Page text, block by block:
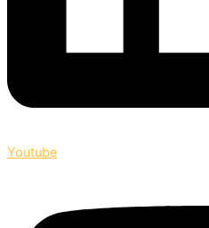
Youtube